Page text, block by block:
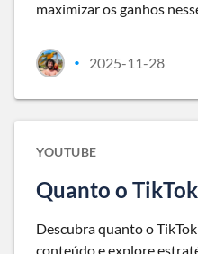
maximizar os ganhos
• 2025-11-28
YOUTUBE
Quanto o
Descubra quanto o
conteúdo e explore